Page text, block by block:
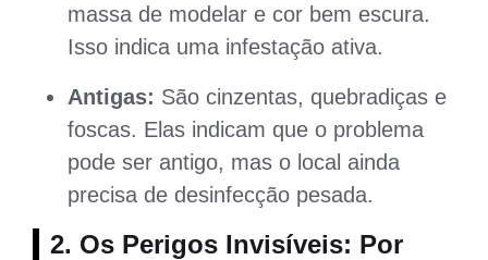
massa de modelar e cor bem escura.
Isso indica uma infestação ativa.
Antigas: São cinzentas, quebradiças e
foscas. Elas indicam que o problema
pode ser antigo, mas o local ainda
precisa de desinfecção pesada.
2. Os Perigos Invisíveis: Por